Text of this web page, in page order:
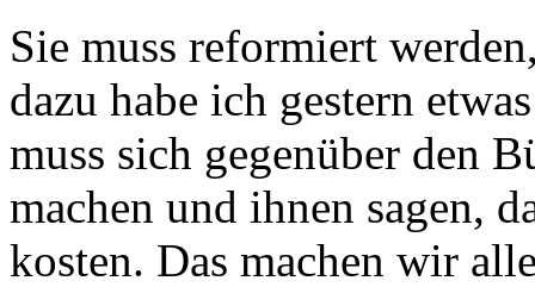
Sie muss reformiert
dazu habe ich gestern
muss sich gegenüber den
machen und ihnen sagen,
kosten. Das machen wir